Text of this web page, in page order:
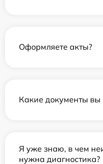
Оформляете акты?
Какие документы вы
Я уже знаю, в чем
нужна диагностика?